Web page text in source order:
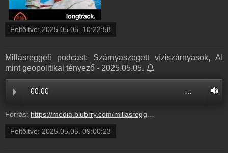
Feltöltve: 2025.05.05. 10:22:58
Millásreggeli podcast: Szárnyaszegett víziszárnyasok, AI
mint geopolitikai tényező - 2025.05.05.
00:00
Forrás: https://media.blubrry.com/millasreggeli/millasreggeli.hu/wp-content/uploads/2025/05/cafe_radiocafe98_20250505-0900_OK.mp3
Feltöltve: 2025.05.05. 09:00:23